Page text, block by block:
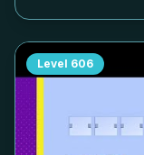
Level 606